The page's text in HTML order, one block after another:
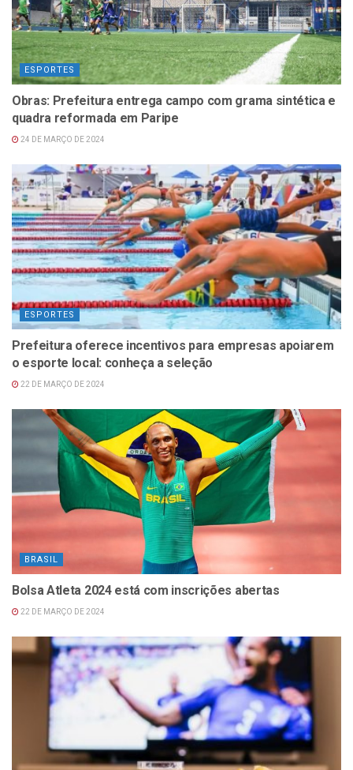
ESPORTES
Obras: Prefeitura entrega campo com grama sintética e
quadra reformada em Paripe
24 DE MARÇO DE 2024
ESPORTES
Prefeitura oferece incentivos para empresas apoiarem
o esporte local: conheça a seleção
22 DE MARÇO DE 2024
BRASIL
Bolsa Atleta 2024 está com inscrições abertas
22 DE MARÇO DE 2024